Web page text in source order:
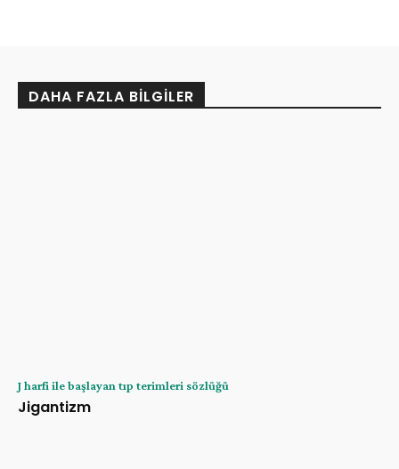
DAHA FAZLA BILGILER
J harfi ile başlayan tıp terimleri sözlüğü
Jigantizm